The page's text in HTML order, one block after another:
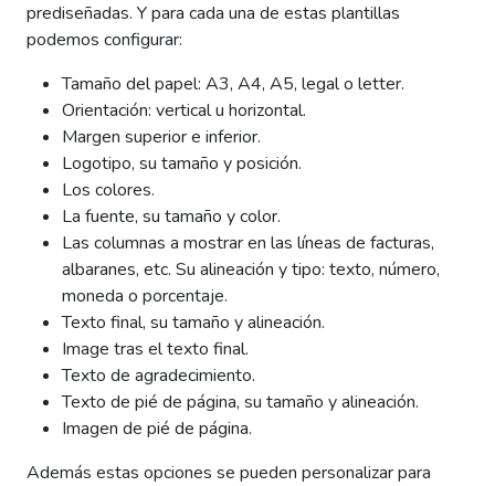
prediseñadas. Y para cada una de estas plantillas
podemos configurar:
Tamaño del papel: A3, A4, A5, legal o letter.
Orientación: vertical u horizontal.
Margen superior e inferior.
Logotipo, su tamaño y posición.
Los colores.
La fuente, su tamaño y color.
Las columnas a mostrar en las líneas de facturas,
albaranes, etc. Su alineación y tipo: texto, número,
moneda o porcentaje.
Texto final, su tamaño y alineación.
Image tras el texto final.
Texto de agradecimiento.
Texto de pié de página, su tamaño y alineación.
Imagen de pié de página.
Además estas opciones se pueden personalizar para